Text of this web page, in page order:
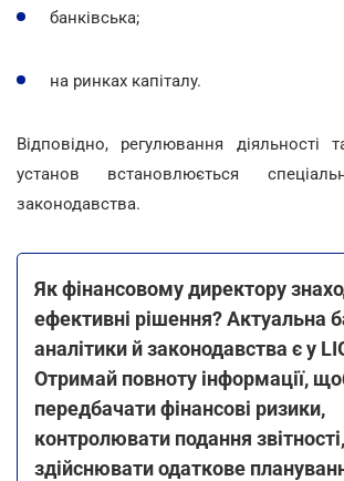
банківська;
на ринках капіталу.
Відповідно, регулювання діяльності
установ встановлюється
законодавства.
Як фінансовому директору
ефективні рішення? Актуальна
аналітики й законодавства є у
Отримай повноту інформації,
передбачати фінансові ризики,
контролювати подання звітності,
здійснювати одаткове